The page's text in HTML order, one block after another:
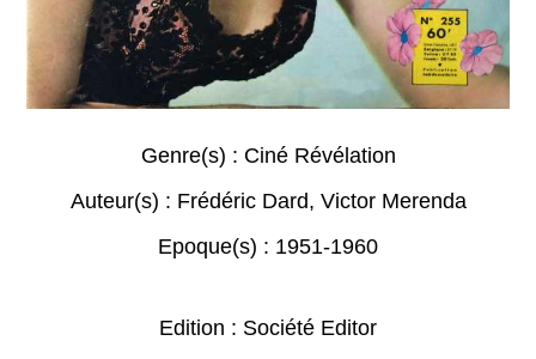
Genre(s) : Ciné Révélation
Auteur(s) : Frédéric Dard, Victor Merenda
Epoque(s) : 1951-1960
Edition : Société Editor